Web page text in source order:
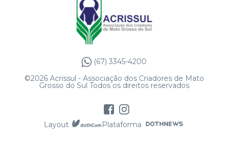
(67) 3345-4200
©2026 Acrissul - Associação dos Criadores de Mato
Grosso do Sul Todos os direitos reservados
Layout Plataforma